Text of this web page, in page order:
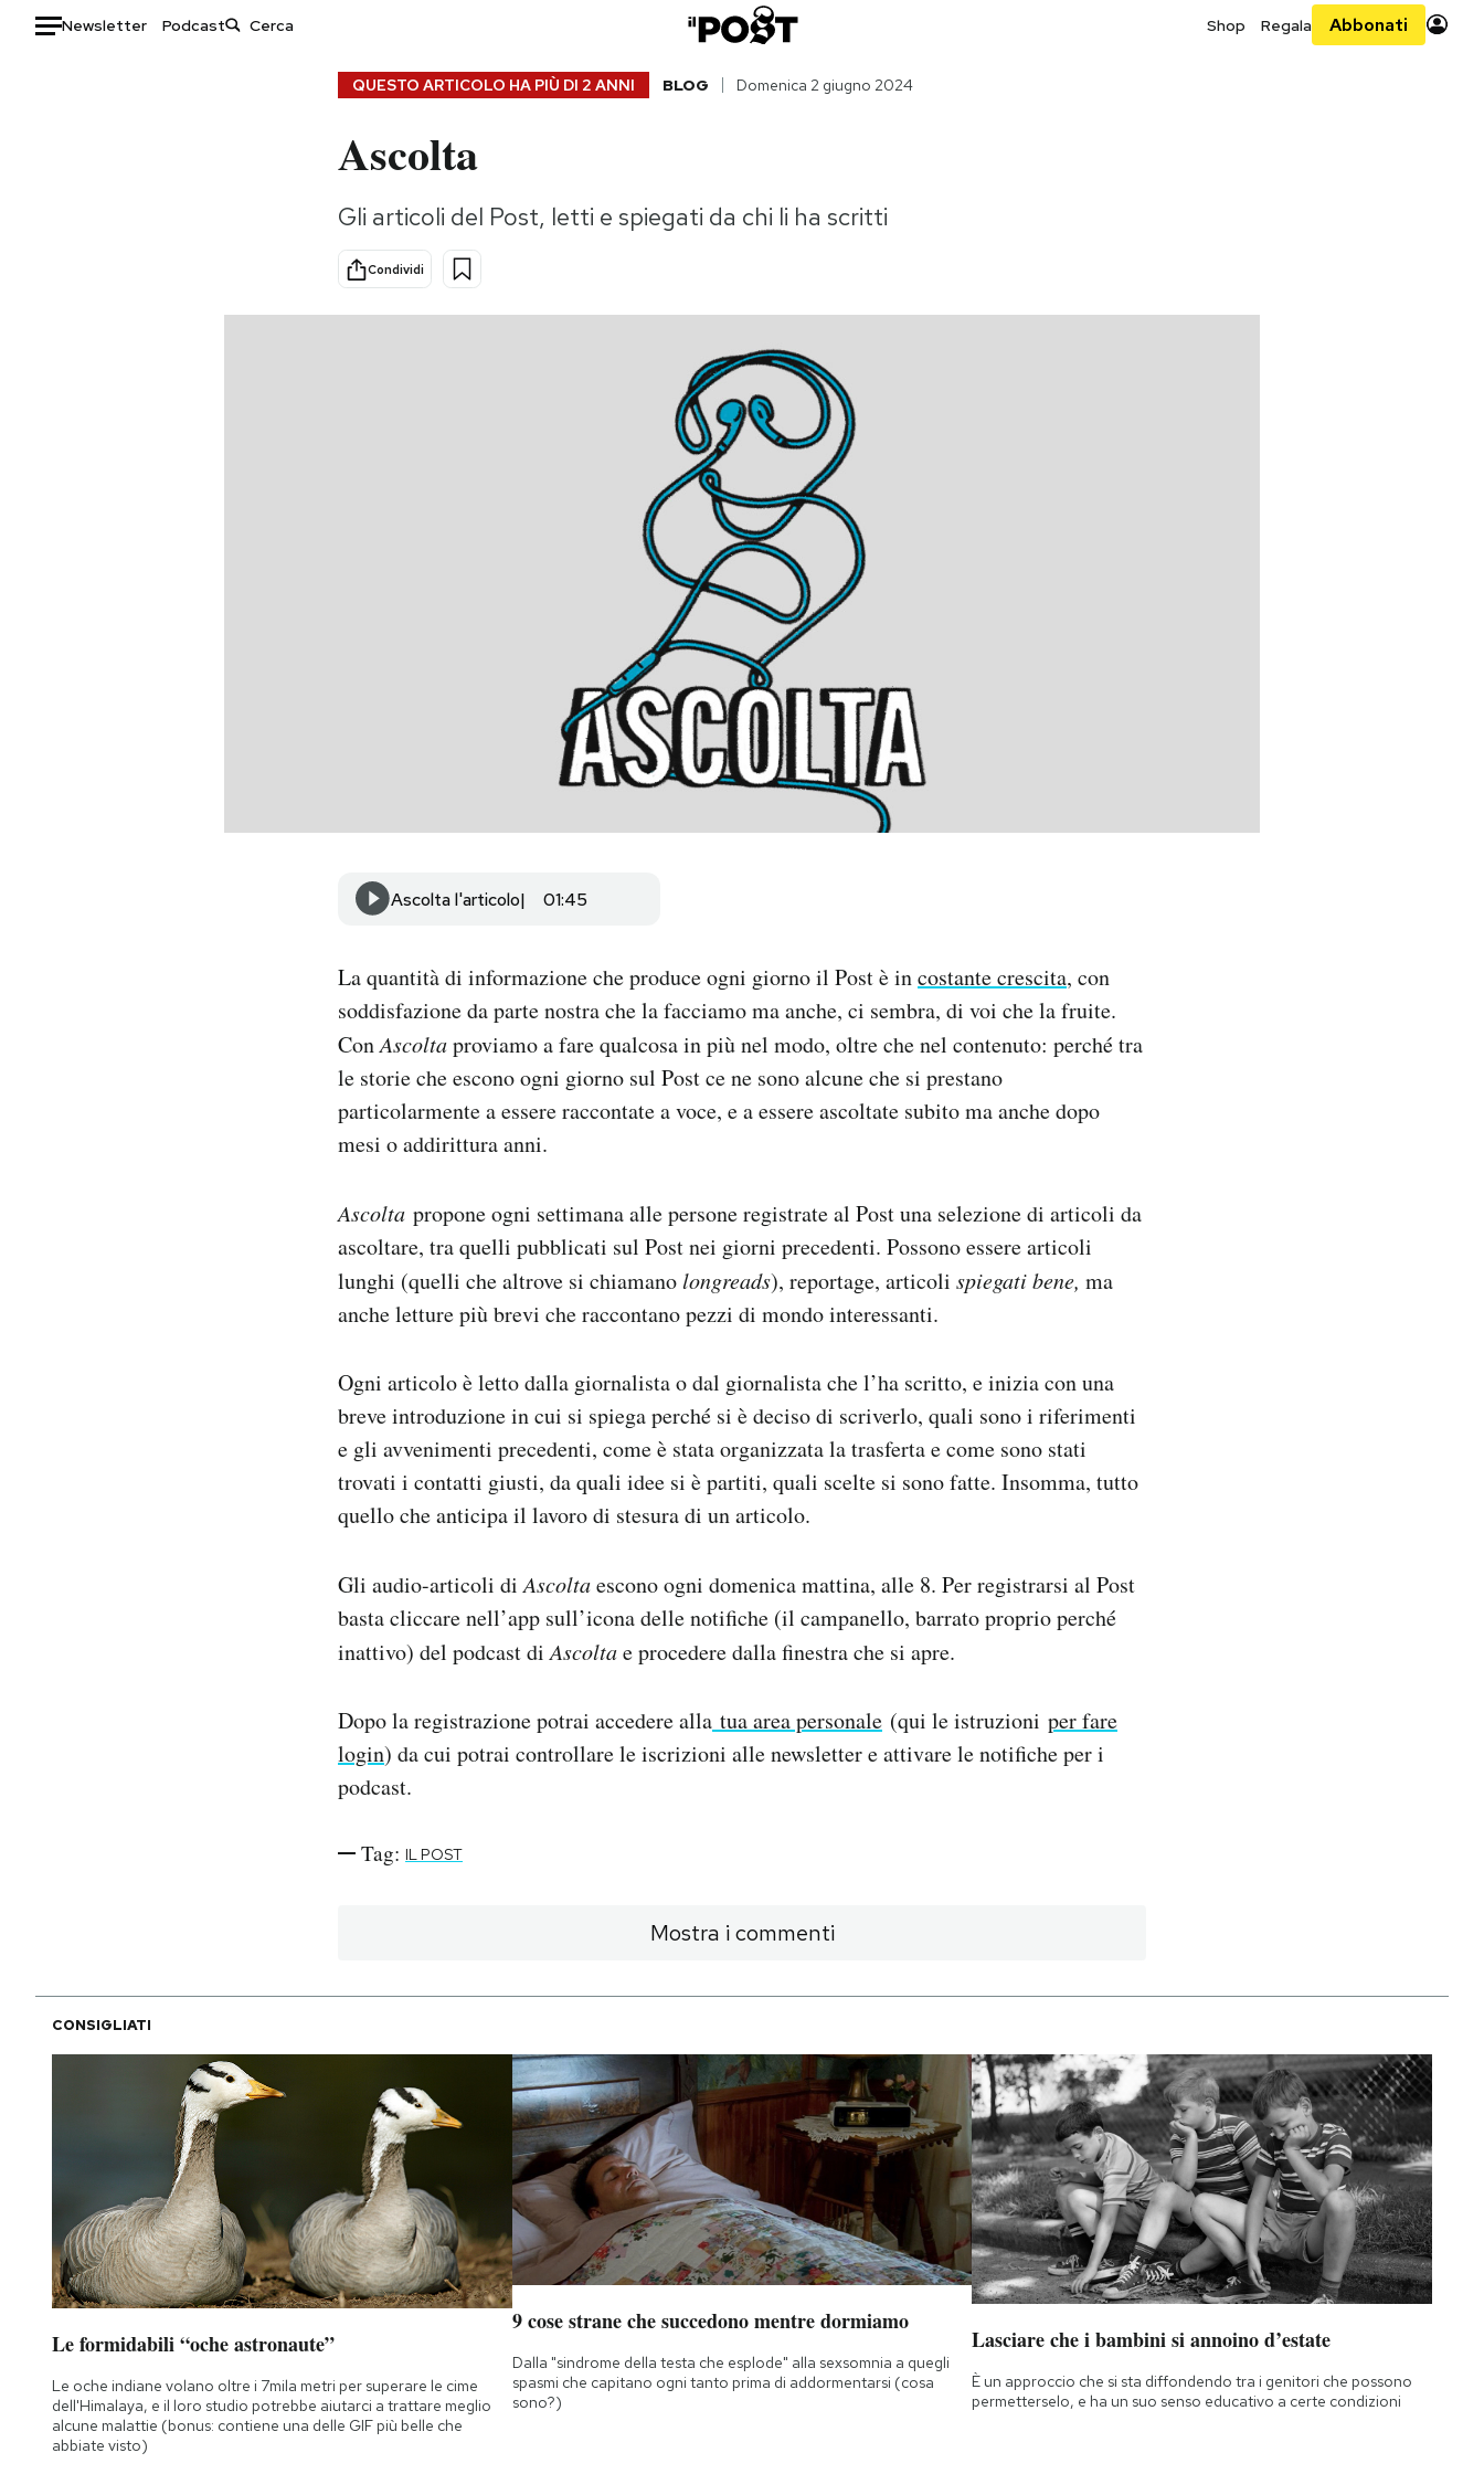
Newsletter Podcast Shop Regala Abbonati
Consumismi
Storie/Idee
Ok Boomer!
QUESTO ARTICOLO HA PIÙ DI 2 ANNI BLOG Domenica 2 giugno 2024
Ascolta
Gli articoli del Post, letti e spiegati da chi li ha scritti
Condividi
Ascolta l'articolo 01:45
La quantità di informazione che produce ogni giorno il Post è incostante crescita, con
soddisfazione da parte nostra che la facciamo ma anche, ci sembra, di voi che la fruite.
ConAscoltaproviamo a fare qualcosa in più nel modo, oltre che nel contenuto: perché tra
le storie che escono ogni giorno sul Post ce ne sono alcune che si prestano
particolarmente a essere raccontate a voce, e a essere ascoltate subito ma anche dopo
mesi o addirittura anni.
Ascolta propone ogni settimana alle persone registrate al Post una selezione di articoli da
ascoltare, tra quelli pubblicati sul Post nei giorni precedenti. Possono essere articoli
lunghi (quelli che altrove si chiamanolongreads), reportage, articoli spiegati bene, ma
anche letture più brevi che raccontano pezzi di mondo interessanti.
Ogni articolo è letto dalla giornalista o dal giornalista che l’ha scritto, e inizia con una
breve introduzione in cui si spiega perché si è deciso di scriverlo, quali sono i riferimenti
e gli avvenimenti precedenti, come è stata organizzata la trasferta e come sono stati
trovati i contatti giusti, da quali idee si è partiti, quali scelte si sono fatte. Insomma, tutto
quello che anticipa il lavoro di stesura di un articolo.
Gli audio-articoli diAscoltaescono ogni domenica mattina, alle 8. Per registrarsi al Post
basta cliccare nell’app sull’icona delle notifiche (il campanello, barrato proprio perché
inattivo) del podcast diAscoltae procedere dalla finestra che si apre.
Dopo la registrazione potrai accedere alla tua area personale (qui le istruzioni per fare
login) da cui potrai controllare le iscrizioni alle newsletter e attivare le notifiche per i
podcast.
Tag: IL POST
Mostra i commenti
CONSIGLIATI
Le formidabili “oche astronaute”
Le oche indiane volano oltre i 7mila metri per superare le cime
dell'Himalaya, e il loro studio potrebbe aiutarci a trattare meglio
alcune malattie (bonus: contiene una delle GIF più belle che
abbiate visto)
9 cose strane che succedono mentre dormiamo
Dalla "sindrome della testa che esplode" alla sexsomnia a quegli
spasmi che capitano ogni tanto prima di addormentarsi (cosa
sono?)
Lasciare che i bambini si annoino d’estate
È un approccio che si sta diffondendo tra i genitori che possono
permetterselo, e ha un suo senso educativo a certe condizioni